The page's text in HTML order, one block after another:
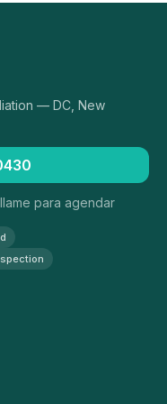
— DC, New
para agendar